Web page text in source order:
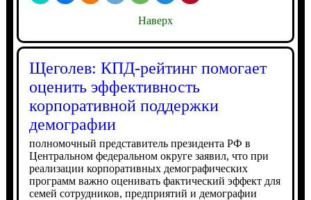
Наверх
Щеголев: КПД-рейтинг помогает
оценить эффективность
корпоративной поддержки
демографии
полномочный представитель президента РФ в
Центральном федеральном округе заявил, что при
реализации корпоративных демографических
программ важно оценивать фактический эффект для
семей сотрудников, предприятий и демографии